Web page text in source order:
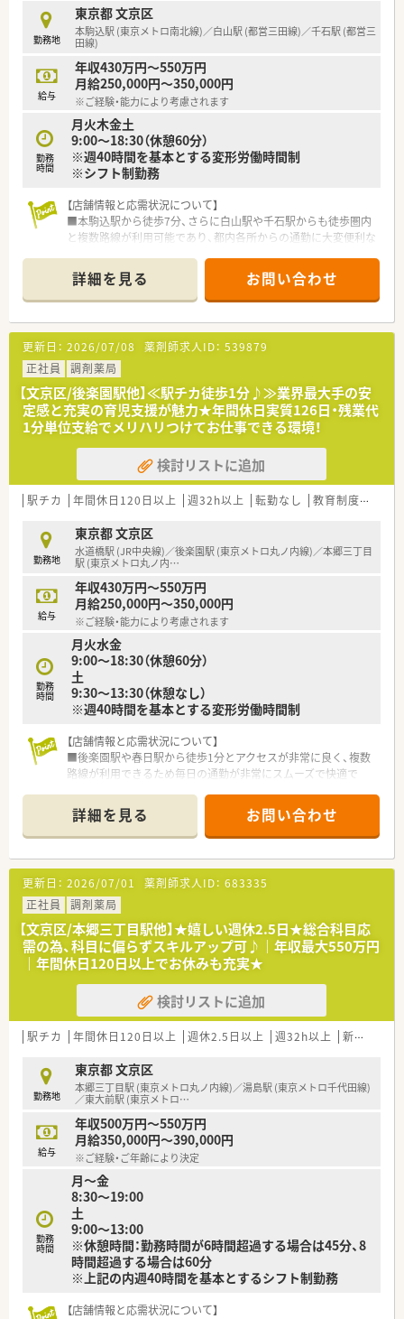
法人です。
■白山駅周辺に4店舗を集中的にドミナント展開しており、店舗
間の距離が近いため緊急時の相互サポート体制も極めてスムー
ズです。
■地域密着型の薬局として患者様との対話を何よりも大切にし
ており、大手チェーンにはない温かみのある接遇をモットーとし
ています。
【勤務実態について】
■平日は19時までの勤務となりますが、残業はほとんど発生し
ないため、終業後の時間を趣味や自己研鑽に有効活用いただけま
■土曜日の勤務は午前中のみの13時までとなっており、午後の
時間を自由に使えることで週末の充実度が大きく向上する勤務
形態です。
身ともに健康な状態で業務に励めるよう徹底した労務管理を行
っています。
勤務地
東京都 文京区
本駒込駅 (東京メトロ南北線)／白山駅 (都営三田線)／千石駅 (都営三
田線)
給与
年収430万円～550万円
月給250,000円～350,000円
※ご経験・能力により考慮されます
勤務
時間
月火木金土
9:00～18:30（休憩60分）
※週40時間を基本とする変形労働時間制
※シフト制勤務
【店舗情報と応需状況について】
■本駒込駅から徒歩7分、さらに白山駅や千石駅からも徒歩圏内
と複数路線が利用可能であり、都内各所からの通勤に大変便利な
■面分業を推進している店舗であるため、多種多様な処方箋に触
れて薬剤師としての知見を広げられます。
■法人平均として1店舗あたり5.5人の薬剤師を配置し、ゆとりあ
る体制を敷いています。
【法人特徴について】
■全国に1,300店舗以上を展開し、調剤事業を核としてOTC販売
や在宅医療、介護事業まで幅広く手掛ける業界最大手のチェーン
です。
■「人々のココロとカラダの健康を追求し地域社会に貢献する」
という理念を掲げ、利便性の高い店舗フォーマットの最適化を推
進しています。
■マツモトキヨシホールディングスとの経営統合により、売上高
1兆円規模の強固な経営基盤を誇り、安定した環境で長く働き続
けられます。
【勤務実態について】
■週40時間の変形労働時間制を導入しており、月間の休日消化
率は100％を維持しているため、心身ともにリフレッシュして勤
務できます。
■有給休暇の平均取得日数は7.5日となっており、夏季や冬季の
長期休暇制度を活用することで、実質的な年間休日は120日を超
えます。
■残業代は1分単位で厳密に計算されて支給されるため、日々の
業務に対する対価が明確であり、サービス残業の心配は一切ござ
いません。
【こんな取り組みをしています】
きやすい環境を整えるための意見交換や改善活動を積極的に実
施しています。
■認定薬剤師の取得にかかる費用は会社が全額負担しており、資
ップします。
■店舗作業の効率化を徹底しており、調剤過誤率は驚異の
0.0031％前後という非常に高い安全性を維持するための仕組み
を構築しています。
詳細を見る お問い合わせ
更新日： 2026/07/08 薬剤師求人ID： 539879
正社員
調剤薬局
【文京区/後楽園駅他】≪駅チカ徒歩1分♪≫業界最大手の安
定感と充実の育児支援が魅力★年間休日実質126日・残業代
1分単位支給でメリハリつけてお仕事できる環境！
検討リストに追加
駅チカ 年間休日120日以上 週32h以上 転勤なし 教育制度あり
勤務地
東京都 文京区
水道橋駅 (JR中央線)／後楽園駅 (東京メトロ丸ノ内線)／本郷三丁目
駅 (東京メトロ丸ノ内…
給与
年収430万円～550万円
月給250,000円～350,000円
※ご経験・能力により考慮されます
勤務
時間
月火水金
9:00～18:30（休憩60分）
土
9:30～13:30（休憩なし）
※週40時間を基本とする変形労働時間制
【店舗情報と応需状況について】
■後楽園駅や春日駅から徒歩1分とアクセスが非常に良く、複数
路線が利用できるため毎日の通勤が非常にスムーズで快適で
■面分業の特性を活かして多種多様な処方箋に触れられる刺激
的な環境が整っています。
■1薬局あたりの薬剤師数は平均5.5人と手厚く、1人あたりの処
方箋枚数は1日18枚程度のため、余裕を持って患者様と向き合え
ます。
【法人特徴について】
■全国に1,300店舗以上を展開する業界最大手のグループで、調
剤事業を主軸にOTCや介護など幅広いヘルスケア事業を推進し
ています。
■人々のココロとカラダの健康を追求するという理念のもと、地
域密着型の店舗展開と最新システムの導入による効率化を両立
■マツモトキヨシホールディングスとの経営統合により、売上高
1兆円規模の強固な経営基盤を誇る国内トップクラスの企業法人
【職場環境と雰囲気】
■自動錠剤監査システムや音声入力システムなどの最新機器を
全店に導入しており、薬剤師が対人業務に集中できる環境が整っ
ています。
■複数薬剤師体制を基本としているため、急な体調不良や家庭の
事情によるお休みも周囲がフォローし合える温かい雰囲気の職
場です。
■女性の活躍を推進する「えるぼし」の最高位認定を取得してお
り、性別を問わず誰もが自分らしく輝ける公平な職場環境を実現
しています。
【こんな方が活躍中】
■育休復帰率が97.6％と非常に高いため、子育てと仕事を両立し
ます。
詳細を見る お問い合わせ
更新日： 2026/07/01 薬剤師求人ID： 683335
正社員
調剤薬局
【文京区/本郷三丁目駅他】★嬉しい週休2.5日★総合科目応
需の為、科目に偏らずスキルアップ可♪｜年収最大550万円
｜年間休日120日以上でお休みも充実★
検討リストに追加
駅チカ 年間休日120日以上 週休2.5日以上 週32h以上 新卒可
勤務地
東京都 文京区
本郷三丁目駅 (東京メトロ丸ノ内線)／湯島駅 (東京メトロ千代田線)
／東大前駅 (東京メトロ…
給与
年収500万円～550万円
月給350,000円～390,000円
※ご経験・ご年齢により決定
勤務
時間
月～金
8:30～19:00
土
9:00～13:00
※休憩時間：勤務時間が6時間超過する場合は45分、8
時間超過する場合は60分
※上記の内週40時間を基本とするシフト制勤務
【店舗情報と応需状況について】